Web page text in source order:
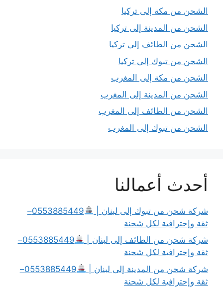
الشحن من مكة إلى تركيا
الشحن من المدينة إلى تركيا
الشحن من الطائف إلى تركيا
الشحن من تبوك إلى تركيا
الشحن من مكة إلى المغرب
الشحن من المدينة إلى المغرب
الشحن من الطائف إلى المغرب
الشحن من تبوك إلى المغرب
أحدث أعمالنا
شركة شحن من تبوك إلى لبنان |
0553885449–
ثقة وإحترافية لكل شحنة
شركة شحن من الطائف إلى لبنان |
0553885449–
ثقة وإحترافية لكل شحنة
شركة شحن من المدينة إلى لبنان |
0553885449–
ثقة وإحترافية لكل شحنة